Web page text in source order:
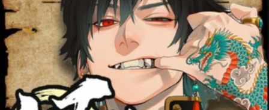
居家生活 3C家電 運動休閒 親子玩具
女裝 化妝保養 情趣用品
日本購物 電子/紙本書